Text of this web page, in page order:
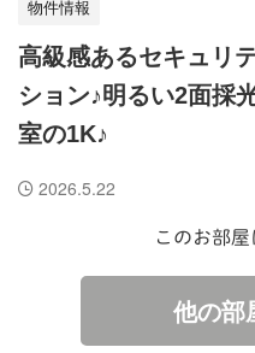
物件情報
高級感あるセキュリ
ション♪明るい2面採
室の1K♪
2026.5.22
このお部
他の部